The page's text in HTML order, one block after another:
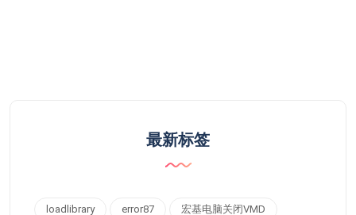
最新标签
loadlibrary error87 宏基电脑关闭VMD